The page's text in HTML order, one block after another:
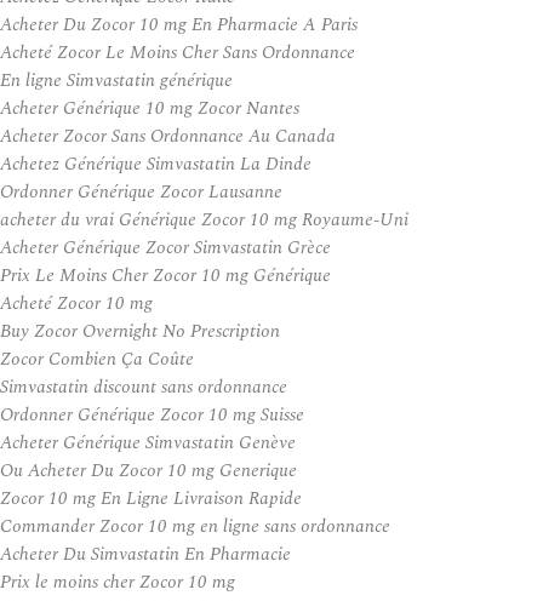
Acheter Du Zocor 10 mg En Pharmacie A Paris
Acheté Zocor Le Moins Cher Sans Ordonnance
En ligne Simvastatin générique
Acheter Générique 10 mg Zocor Nantes
Acheter Zocor Sans Ordonnance Au Canada
Achetez Générique Simvastatin La Dinde
Ordonner Générique Zocor Lausanne
acheter du vrai Générique Zocor 10 mg Royaume-Uni
Acheter Générique Zocor Simvastatin Grèce
Prix Le Moins Cher Zocor 10 mg Générique
Acheté Zocor 10 mg
Buy Zocor Overnight No Prescription
Zocor Combien Ça Coûte
Simvastatin discount sans ordonnance
Ordonner Générique Zocor 10 mg Suisse
Acheter Générique Simvastatin Genève
Ou Acheter Du Zocor 10 mg Generique
Zocor 10 mg En Ligne Livraison Rapide
Commander Zocor 10 mg en ligne sans ordonnance
Acheter Du Simvastatin En Pharmacie
Prix le moins cher Zocor 10 mg